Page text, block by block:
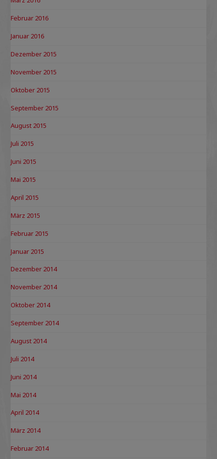
Februar 2016
Januar 2016
Dezember 2015
November 2015
Oktober 2015
September 2015
August 2015
Juli 2015
Juni 2015
Mai 2015
April 2015
März 2015
Februar 2015
Januar 2015
Dezember 2014
November 2014
Oktober 2014
September 2014
August 2014
Juli 2014
Juni 2014
Mai 2014
April 2014
März 2014
Februar 2014